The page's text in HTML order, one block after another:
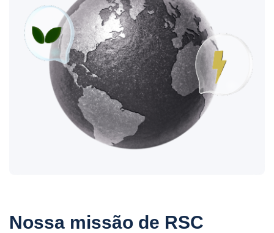
Nossa missão de RSC